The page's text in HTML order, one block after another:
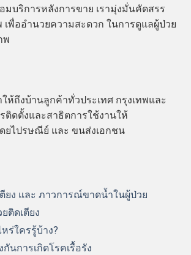
บริการหลังการขาย เรามุ่งมั่นคัดสรร
ออำนวยความสะดวก ในการดูแลผู้ป่วย
พ
ห้ถึงบ้านลูกค้าทั่วประเทศ กรุงเทพและ
ดตั้งและสาธิตการใช้งานให้
ยไปรษณีย์ และ ขนส่งเอกชน
ยง และ ภาวการณ์ขาดน้ำในผู้ป่วย
ติดเตียง
ร่ใครรู้บ้าง?
กันการเกิดโรคเรื้อรัง